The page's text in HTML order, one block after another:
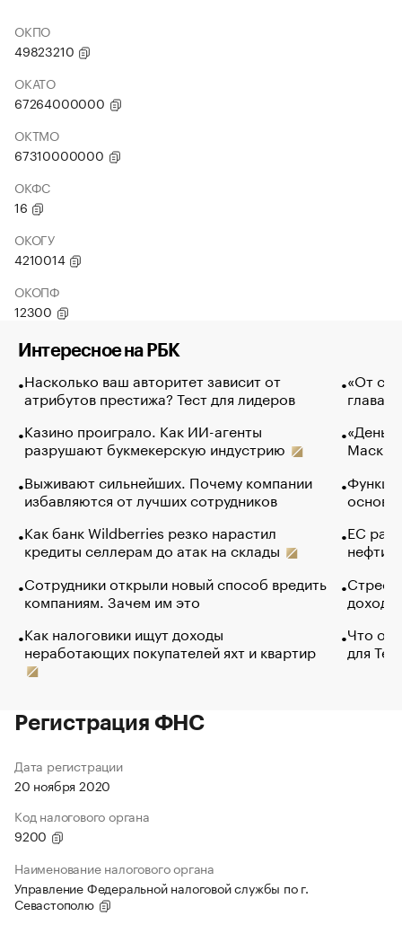
ОКПО
49823210
ОКАТО
67264000000
ОКТМО
67310000000
ОКФС
16
ОКОГУ
4210014
ОКОПФ
12300
Интересное на РБК
Насколько ваш авторитет зависит от
атрибутов престижа? Тест для лидеров
Казино проиграло. Как ИИ-агенты
разрушают букмекерскую индустрию
Выживают сильнейших. Почему компании
избавляются от лучших сотрудников
Как банк Wildberries резко нарастил
кредиты селлерам до атак на склады
Сотрудники открыли новый способ вредить
компаниям. Зачем им это
Как налоговики ищут доходы
неработающих покупателей яхт и квартир
«От
глава
Маск в
основ
ЕС
нефти
Что
для
Регистрация ФНС
Дата регистрации
20 ноября 2020
Код налогового органа
9200
Наименование налогового органа
Управление Федеральной налоговой службы по г.
Севастополю